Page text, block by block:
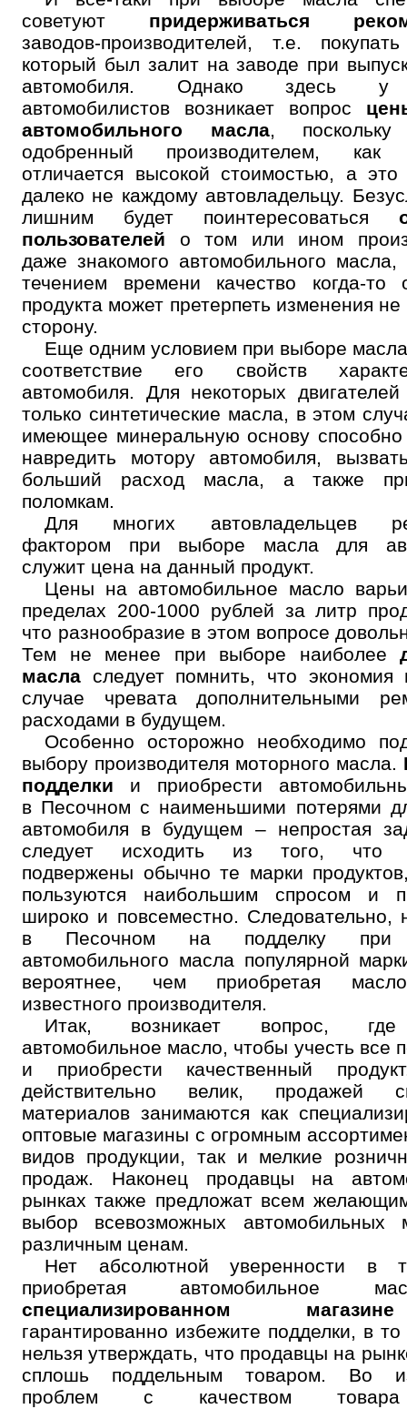
советуют придерживаться
заводов-производителей, т.е.
который был залит на заводе при
автомобиля. Однако здесь у
автомобилистов возникает вопрос
автомобильного масла, поскольку
одобренный производителем, как
отличается высокой стоимостью, а это
далеко не каждому автовладельцу.
лишним будет поинтересоваться
пользователей о том или ином
даже знакомого автомобильного масла,
течением времени качество когда-то
продукта может претерпеть изменения
сторону.
Еще одним условием при выборе масла
соответствие его свойств
автомобиля. Для некоторых двигателей
только синтетические масла, в этом
имеющее минеральную основу способно
навредить мотору автомобиля,
больший расход масла, а также
поломкам.
Для многих автовладельцев
фактором при выборе масла для
служит цена на данный продукт.
Цены на автомобильное масло
пределах 200-1000 рублей за литр
что разнообразие в этом вопросе
Тем не менее при выборе наиболее
масла следует помнить, что экономия
случае чревата дополнительными
расходами в будущем.
Особенно осторожно необходимо
выбору производителя моторного масла.
подделки и приобрести
в Песочном с наименьшими потерями
автомобиля в будущем – непростая
следует исходить из того, что
подвержены обычно те марки
пользуются наибольшим спросом и
широко и повсеместно. Следовательно,
в Песочном на подделку при
автомобильного масла популярной
вероятнее, чем приобретая
известного производителя.
Итак, возникает вопрос, где
автомобильное масло, чтобы учесть все
и приобрести качественный
действительно велик, продажей
материалов занимаются как
оптовые магазины с огромным
видов продукции, так и мелкие
продаж. Наконец продавцы на
рынках также предложат всем
выбор всевозможных автомобильных
различным ценам.
Нет абсолютной уверенности в
приобретая автомобильное
специализированном магазине
гарантированно избежите подделки, в
нельзя утверждать, что продавцы на
сплошь поддельным товаром. Во
проблем с качеством
Онлайн запись
Выберите одну или несколько услуг
Далее
История обслуживания
Номер телефона
ОК